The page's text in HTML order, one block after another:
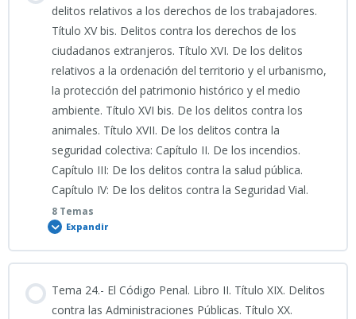
2.- Simulacro Tema 19: Código Penal (Bloque 2)
3.- Simulacro Tema 19: Código Penal (Bloque 3)
4.- Simulacro Tema 19: Código Penal (Bloque 4)
5.- Simulacro Tema 19: Código Penal (Bloque 5)
7.- Simulacro Tema 19: Código Penal (Bloque 7)
Clase grabada 05_08_2026_TEMA 20 ESPECÍFICO
INFOGRAFÍA TEMA 20 ESPECÍFICO
PRESENTACIÓN TEMA 20 ESPECÍFICO 2026
0% COMPLETADO 0/7 Pasos
PODCAST TEMA 22 ESPECÍFICO
TEMA 22 ESPECÍFICO
EN BLANCO_TEST 100 PREGUNTAS NUEVO TEMA 22 ESPECÍFICO
2025
B5SUPUESTOS TEMA 22 ESPECÍFICO_2025_
11_03_2026_Clase grabada Tema 22 ESPECÍFICO
delitos relativos a los derechos de los trabajadores.
Título XV bis. Delitos contra los derechos de los
ciudadanos extranjeros. Título XVI. De los delitos
relativos a la ordenación del territorio y el urbanismo,
la protección del patrimonio histórico y el medio
ambiente. Título XVI bis. De los delitos contra los
animales. Título XVII. De los delitos contra la
seguridad colectiva: Capítulo II. De los incendios.
Capítulo III: De los delitos contra la salud pública.
Capítulo IV: De los delitos contra la Seguridad Vial.
8 Temas
Expandir
0% COMPLETADO 0/8 Pasos
Tema 24.- El Código Penal. Libro II. Título XIX. Delitos
contra las Administraciones Públicas. Título XX.